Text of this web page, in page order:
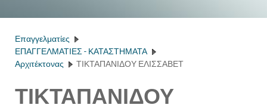
Επαγγελματίες
ΕΠΑΓΓΕΛΜΑΤΙΕΣ - ΚΑΤΑΣΤΗΜΑΤΑ
Αρχιτέκτονας
ΤΙΚΤΑΠΑΝΙΔΟΥ ΕΛΙΣΣΑΒΕΤ
ΤΙΚΤΑΠΑΝΙΔΟΥ